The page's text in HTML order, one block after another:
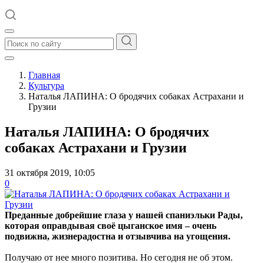
Главная
Культура
Наталья ЛАПИНА: О бродячих собаках Астрахани и
Грузии
Наталья ЛАПИНА: О бродячих
собаках Астрахани и Грузии
31 октября 2019, 10:05
0
Преданные добрейшие глаза у нашей спаниэльки Рады,
которая оправдывая своё цыганское имя – очень
подвижна, жизнерадостна и отзывчива на угощения.
Получаю от нее много позитива. Но сегодня не об этом.